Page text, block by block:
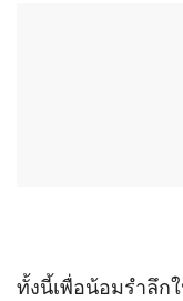
ทั้งนี้เพื่อน้อมรำลึก